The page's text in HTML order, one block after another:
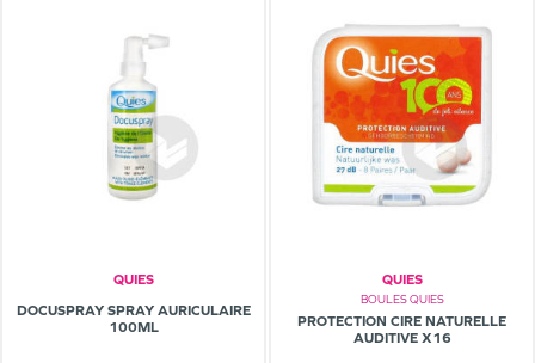
QUIES
DOCUSPRAY SPRAY AURICULAIRE
100ML
QUIES
BOULES QUIES
PROTECTION CIRE NATURELLE
AUDITIVE X16